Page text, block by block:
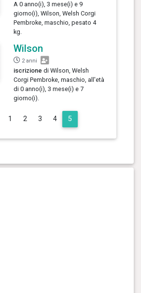
A 0 anno(i), 3 mese(i) e 9
giorno(i), Wilson, Welsh Corgi
Pembroke, maschio, pesato 4
kg.
Wilson
2 anni
iscrizione di Wilson, Welsh
Corgi Pembroke, maschio, all'età
di 0 anno(i), 3 mese(i) e 7
giorno(i).
Previous
1 2 3 4 5